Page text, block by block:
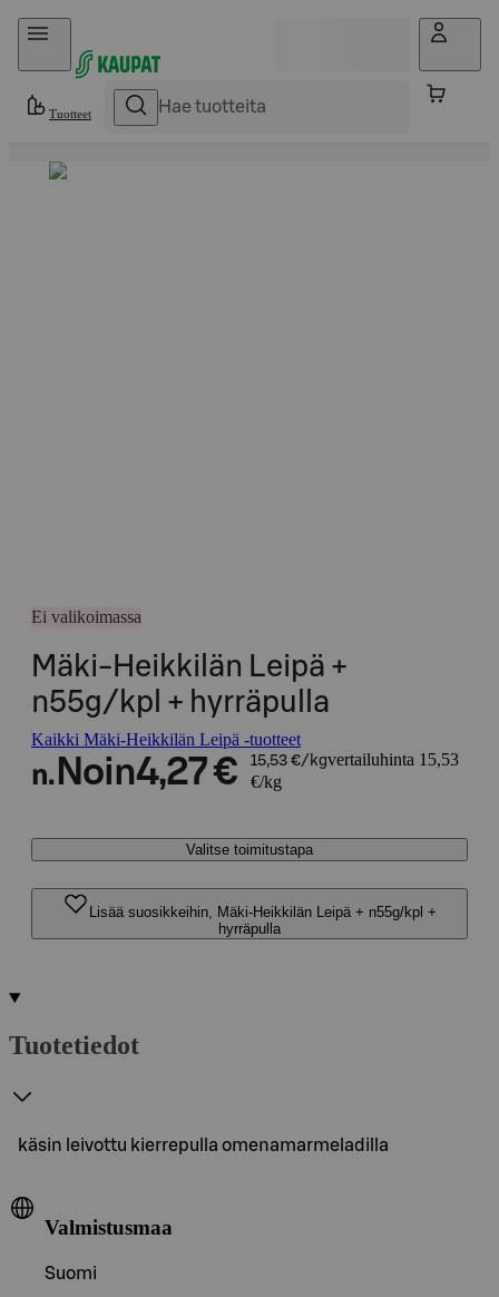
Hyppää sisältöön
Tuotteet
Ei valikoimassa
Mäki-Heikkilän Leipä +
n55g/kpl + hyrräpulla
Kaikki Mäki-Heikkilän Leipä -tuotteet
n. Noin4,27 € 15,53 €/kgvertailuhinta 15,53
€/kg
Valitse toimitustapa
Lisää suosikkeihin, Mäki-Heikkilän Leipä + n55g/kpl +
hyrräpulla
Tuotetiedot
käsin leivottu kierrepulla omenamarmeladilla
Valmistusmaa
Suomi